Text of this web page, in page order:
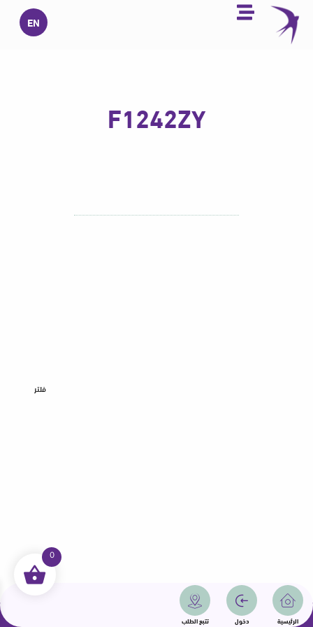
تخطي
المحتوى
EN
الرئيسية دخول تتبع الطلب
F1242ZY
فلتر
جميع الحقوق محفوظة | سمامة 2025 | دولة قطر
0